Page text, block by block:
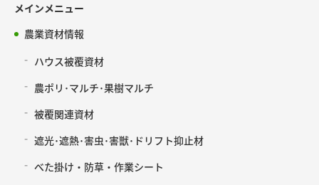
メインメニュー
農業資材情報
ハウス被覆資材
農ポリ･マルチ･果樹マルチ
被覆関連資材
遮光･遮熱･害虫･害獣･ドリフト抑止材
べた掛け・防草・作業シート